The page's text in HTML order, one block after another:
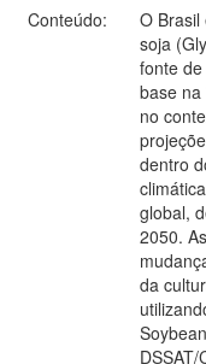
Conteúdo:
O
soja
fonte
base na
no
dentro
global,
2050.
da